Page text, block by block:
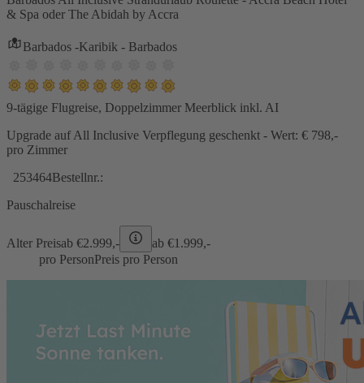
& Spa oder The Abidah by Accra
Barbados -Karibik - Barbados
9-tägige Flugreise, Doppelzimmer Meerblick inkl. AI
Upgrade auf All Inclusive Verpflegung geschenkt - Wert: € 798,-
pro Zimmer
253464Bestellnr.:
Pauschalreise
Alter Preisab €2.999,- ab €1.999,-
pro PersonPreis pro Person